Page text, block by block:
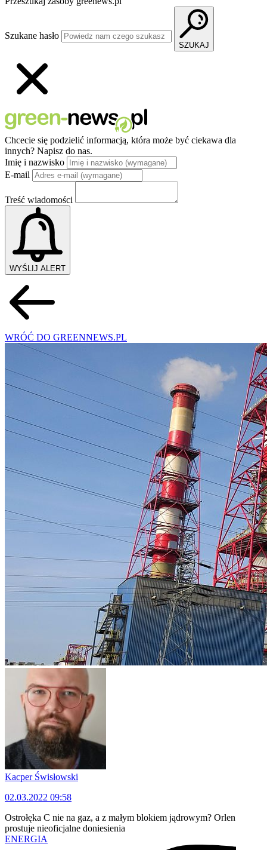
Szukane hasło
SZUKAJ
Chcecie się podzielić informacją, która może być ciekawa dla
innych? Napisz do nas.
Imię i nazwisko
E-mail
Treść wiadomości
WYŚLIJ ALERT
WRÓĆ DO GREENNEWS.PL
Kacper Świsło­wski
02.03.2022 09:58
Ostrołęka C nie na gaz, a z małym blokiem jądrowym? Orlen
prostuje nieoficjalne doniesienia
ENERGIA